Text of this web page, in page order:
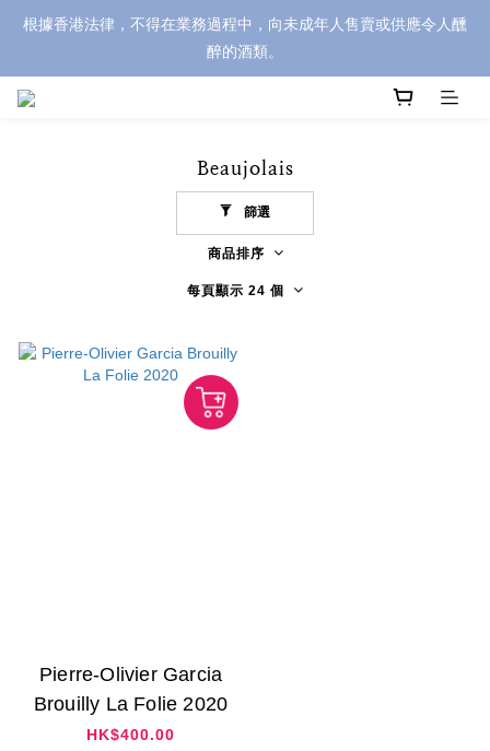
根據香港法律，不得在業務過程中，向未成年人售賣或供應令人醺
醉的酒類。
Beaujolais
篩選
商品排序
每頁顯示 24 個
Pierre-Olivier Garcia
Brouilly La Folie 2020
HK$400.00